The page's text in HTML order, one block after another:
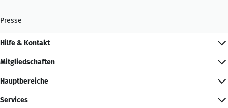
Presse
Hilfe & Kontakt
Mitgliedschaften
Hauptbereiche
Services